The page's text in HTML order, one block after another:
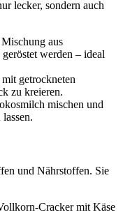
lecker, sondern auch
aus
werden – ideal
getrockneten
zu kreieren.
mischen und
und Nährstoffen. Sie
Cracker mit Käse